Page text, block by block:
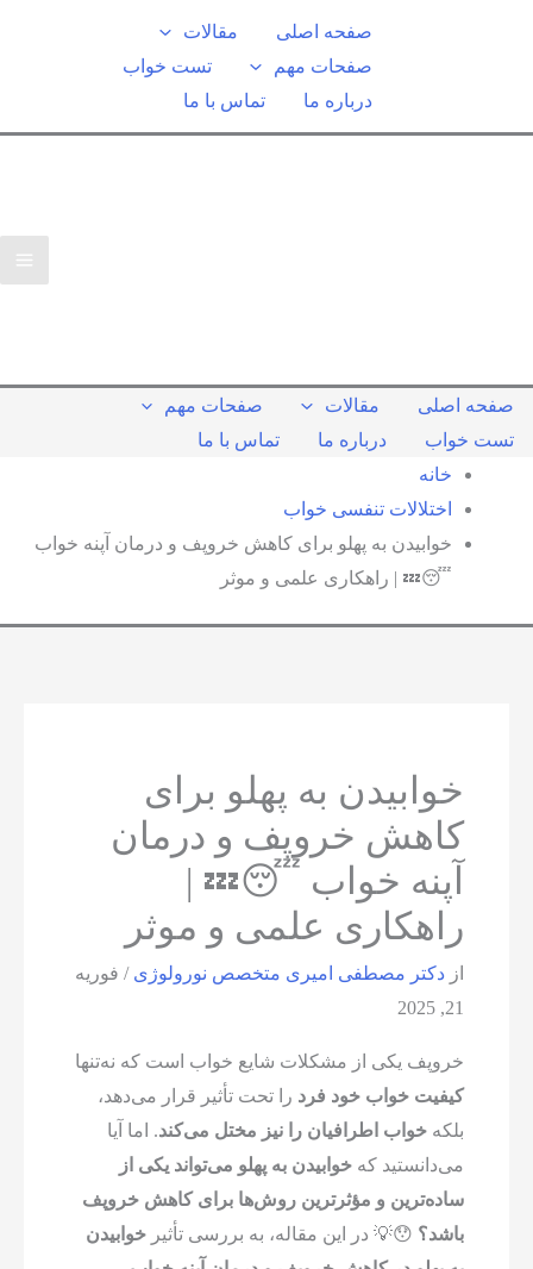
صفحه اصلی
مقالات
صفحات مهم
تست خواب
درباره ما
تماس با ما
صفحه اصلی مقالات
صفحات مهم
تست خواب
درباره ما
تماس با ما
خانه
اختلالات تنفسی خواب
خوابیدن به پهلو برای کاهش خروپف و درمان آپنه خواب
😴💤 | راهکاری علمی و موثر
خوابیدن به پهلو برای
کاهش خروپف و درمان
آپنه خواب 😴💤 |
راهکاری علمی و موثر
از دکتر مصطفی امیری متخصص نورولوژی/ فوریه
21, 2025
خروپف یکی از مشکلات شایع خواب است که نه‌تنها
کیفیت خواب خود فرد را تحت تأثیر قرار می‌دهد،
بلکهخواب اطرافیان را نیز مختل می‌کند. اما آیا
می‌دانستید کهخوابیدن به پهلو می‌تواند یکی از
ساده‌ترین و مؤثرترین روش‌ها برای کاهش خروپف
باشد؟ 😯💡 در این مقاله، به بررسی تأثیرخوابیدن